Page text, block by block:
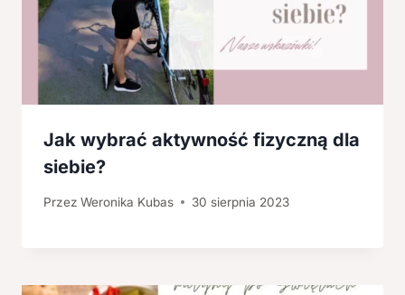
Jak wybrać aktywność fizyczną dla
siebie?
Przez Weronika Kubas 30 sierpnia 2023